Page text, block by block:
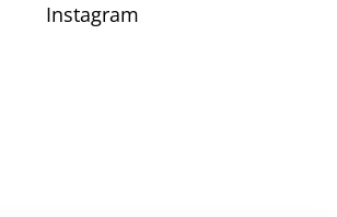
Instagram